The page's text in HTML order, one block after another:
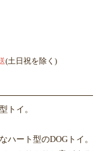
(土日祝を除く)
トイ。
ハート型のDOGトイ。